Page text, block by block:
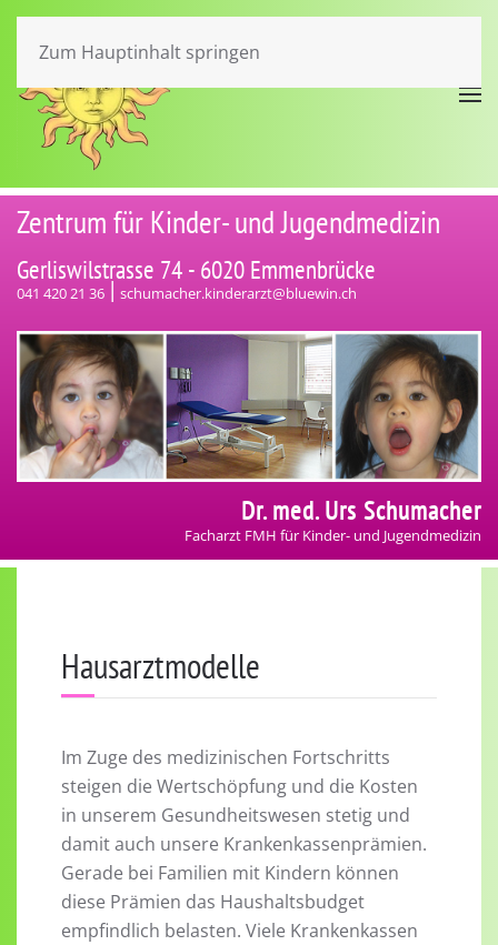
Zum Hauptinhalt springen
Zentrum für Kinder- und Jugendmedizin
Gerliswilstrasse 74 - 6020 Emmenbrücke
041 420 21 36|schumacher.kinderarzt@bluewin.ch
Dr. med. Urs Schumacher
Facharzt FMH für Kinder- und Jugendmedizin
Hausarztmodelle
Im Zuge des medizinischen Fortschritts
steigen die Wertschöpfung und die Kosten
in unserem Gesundheitswesen stetig und
damit auch unsere Krankenkassenprämien.
Gerade bei Familien mit Kindern können
diese Prämien das Haushaltsbudget
empfindlich belasten. Viele Krankenkassen